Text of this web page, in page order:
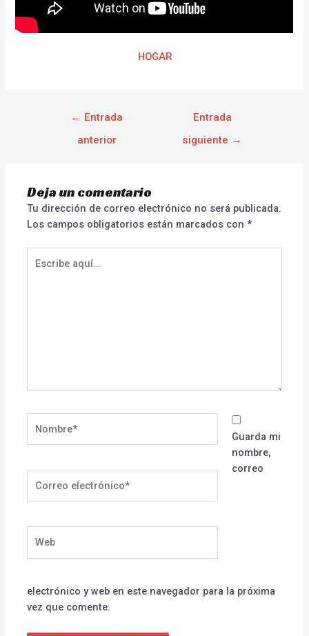
HOGAR
← Entrada
anterior
Entrada
siguiente →
Deja un comentario
Tu dirección de correo electrónico no será publicada.
Los campos obligatorios están marcados con*
aquí...
electrónico*
Guarda mi
nombre,
correo
electrónico y web en este navegador para la próxima
vez que comente.